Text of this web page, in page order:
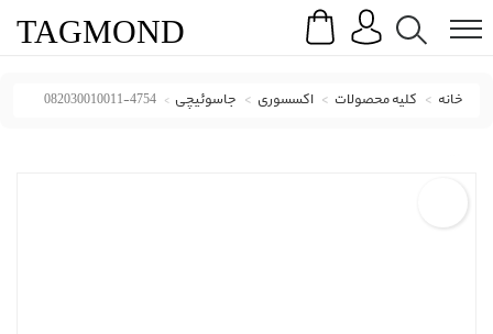
Search
TAGMOND
خانه کلیه محصولات اکسسوری جاسوئیچی 082030010011-4754